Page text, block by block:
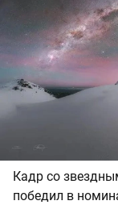
Кадр со
победил в